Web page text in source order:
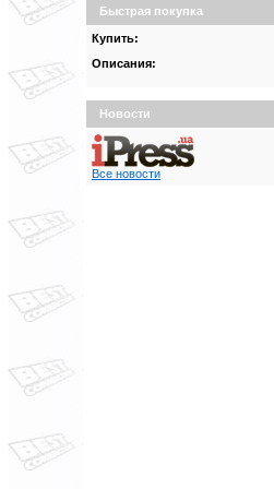
Быстрая покупка
Купить:
Описания:
Новости
Все новости